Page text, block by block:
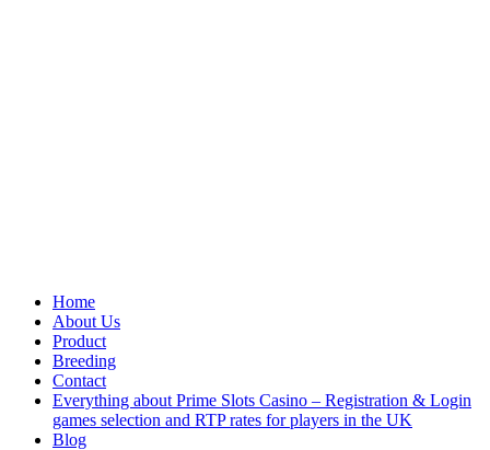
Home
About Us
Product
Breeding
Contact
Everything about Prime Slots Casino – Registration & Login
games selection and RTP rates for players in the UK
Blog